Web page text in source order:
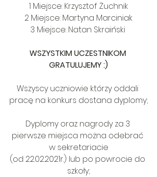
1 Miejsce: Krzysztof Żuchnik
2 Miejsce: Martyna Marciniak
3 Miejsce: Natan Skraiński
WSZYSTKIM UCZESTNIKOM
GRATULUJEMY :)
Wszyscy uczniowie którzy oddali
pracę na konkurs dostana dyplomy;
Dyplomy oraz nagrody za 3
pierwsze miejsca można odebrać
w sekretariacie
(od 22.02.2021r.) lub po powrocie do
szkoły;